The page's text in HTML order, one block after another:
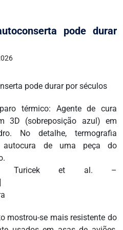
pode durar
térmico: Agente de cura
3D (sobreposição azul) em
No detalhe, termografia
autocura de uma peça do
Turicek et al. –
mostrou-se mais resistente do